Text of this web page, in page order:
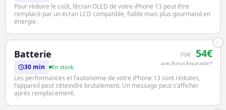
Pour réduire le coût, l’écran OLED de votre iPhone 13 peut être
remplacé par un écran LCD compatible, fiable mais plus gourmand en
énergie.
✓
Batterie 79€ 54€
avec Bonus Réparation*
30 min En stock
Les performances et l’autonomie de votre iPhone 13 sont réduites,
l’appareil peut s’éteindre brutalement. Un message peut s’afficher
après remplacement.